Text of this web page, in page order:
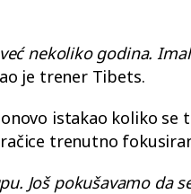
nekoliko godina.
je trener Tibets.
istakao koliko
trenutno
Još pokušavamo da